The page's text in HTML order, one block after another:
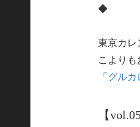
◆
東京カレ
こより
「グル
【